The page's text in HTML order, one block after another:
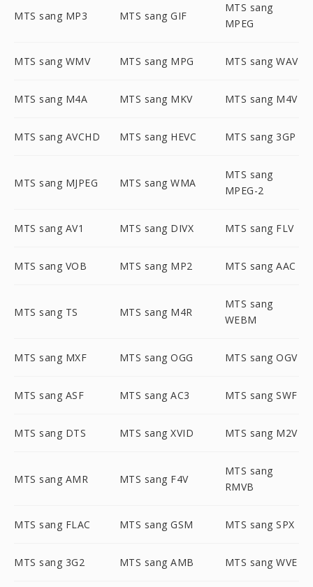
MTS sang MP3 MTS sang GIF
MTS sang
MPEG
MTS sang WMV MTS sang MPG MTS sang WAV
MTS sang M4A MTS sang MKV MTS sang M4V
MTS sang AVCHD MTS sang HEVC MTS sang 3GP
MTS sang MJPEG MTS sang WMA
MTS sang
MPEG-2
MTS sang AV1 MTS sang DIVX MTS sang FLV
MTS sang VOB MTS sang MP2 MTS sang AAC
MTS sang TS MTS sang M4R
MTS sang
WEBM
MTS sang MXF MTS sang OGG MTS sang OGV
MTS sang ASF MTS sang AC3 MTS sang SWF
MTS sang DTS MTS sang XVID MTS sang M2V
MTS sang AMR MTS sang F4V
MTS sang
RMVB
MTS sang FLAC MTS sang GSM MTS sang SPX
MTS sang 3G2 MTS sang AMB MTS sang WVE